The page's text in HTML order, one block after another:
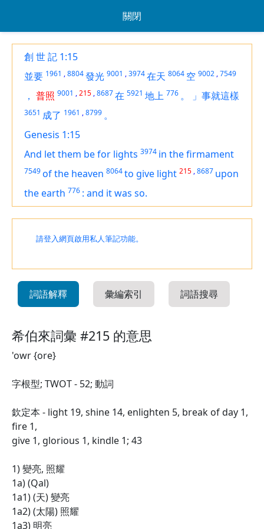
關閉
創 世 記 1:15
並要 1961 ,8804發光 9001 ,3974在天 8064 空 9002 ,7549
， 普照 9001 ,215 ,8687在 5921 地上 776 。 」事就這樣
3651 成了 1961 ,8799 。
Genesis 1:15
And let them be for lights 3974 in the firmament
7549of the heaven 8064to give light 215 ,8687 upon
the earth 776 : and it was so.
請登入網頁啟用私人筆記功能。
詞語解釋 彙編索引 詞語搜尋
希伯來詞彙 #215 的意思
'owr {ore}
字根型; TWOT - 52; 動詞
欽定本 - light 19, shine 14, enlighten 5, break of day 1,
fire 1,
give 1, glorious 1, kindle 1; 43
1) 變亮, 照耀
1a) (Qal)
1a1) (天) 變亮
1a2) (太陽) 照耀
1a3) 明亮